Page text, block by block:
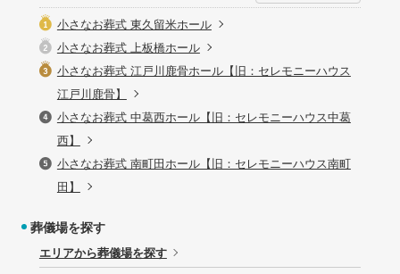
小さなお葬式 東久留米ホール
小さなお葬式 上板橋ホール
小さなお葬式 江戸川鹿骨ホール【旧：セレモニーハウス
江戸川鹿骨】
小さなお葬式 中葛西ホール【旧：セレモニーハウス中葛
西】
小さなお葬式 南町田ホール【旧：セレモニーハウス南町
田】
葬儀場を探す
エリアから葬儀場を探す